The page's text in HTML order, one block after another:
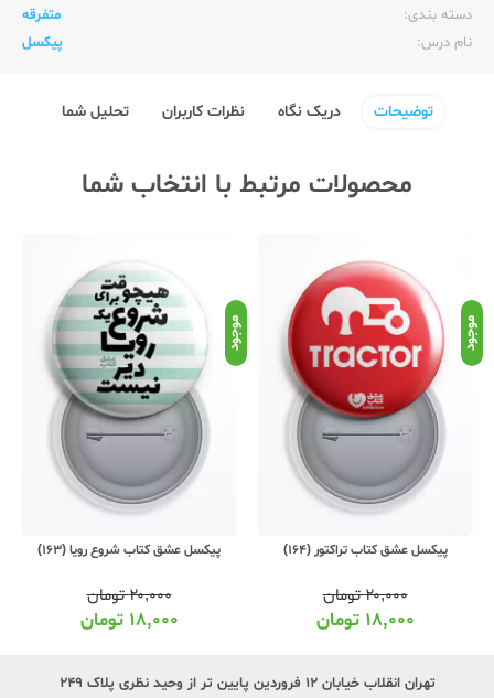
دسته بندی:
متفرقه
نام درس:
پیکسل
توضیحات دریک نگاه نظرات کاربران تحلیل شما
محصولات مرتبط با انتخاب شما
موجود
پیکسل عشق کتاب تراکتور (164)
۲۰,۰۰۰تومان
۱۸,۰۰۰ تومان
موجود
پیکسل عشق کتاب شروع رویا (163)
۲۰,۰۰۰تومان
۱۸,۰۰۰ تومان
تهران انقلاب خیابان ۱۲ فروردین پایین تر از وحید نظری پلاک ۲۴۹